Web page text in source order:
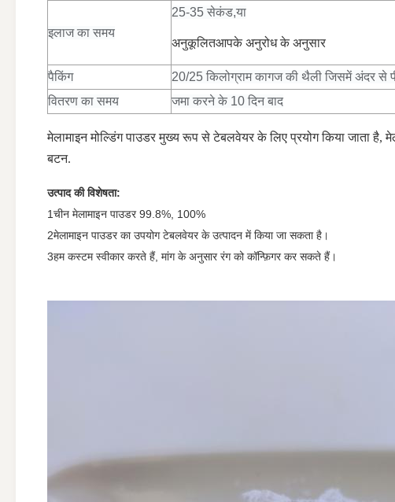
इलाज का समय
25-35 सेकंड,या
अनुकूलितआपके अनुरोध के अनुसार
पैकिंग
20/25 किलोग्राम कागज की थैली जिसमें अंदर से
वितरण का समय
जमा करने के 10 दिन बाद
मेलामाइन मोल्डिंग पाउडर मुख्य रूप से टेबलवेयर के लिए प्रयोग किया जाता है,
बटन.
उत्पाद की विशेषता:
1चीन मेलामाइन पाउडर 99.8%, 100%
2मेलामाइन पाउडर का उपयोग टेबलवेयर के उत्पादन में किया जा सकता है।
3हम कस्टम स्वीकार करते हैं, मांग के अनुसार रंग को कॉन्फ़िगर कर सकते हैं।